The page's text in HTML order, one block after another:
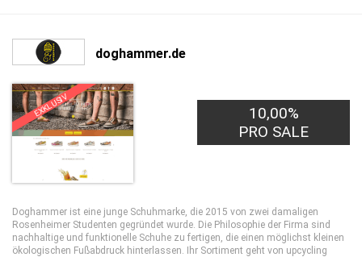
doghammer.de
EXKLUSIV
10,00%
PRO SALE
Doghammer ist eine junge Schuhmarke, die 2015 von zwei damaligen
Rosenheimer Studenten gegründet wurde. Die Philosophie der Firma sind
nachhaltige und funktionelle Schuhe zu fertigen, die einen möglichst kleinen
ökologischen Fußabdruck hinterlassen. Ihr Sortiment geht von upcycling